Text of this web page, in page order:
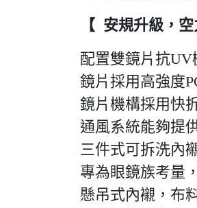
【 安規升級，
配置雙鏡片抗UV
鏡片採用高強度
鏡片機構採用快
通風系統能夠提
三件式可拆洗內
專為眼鏡族考量
懸吊式內襯，布